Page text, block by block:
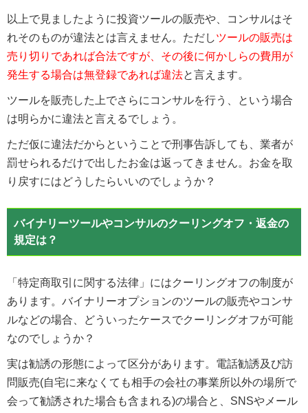
以上で見ましたように投資ツールの販売や、コンサルはそ
れそのものが違法とは言えません。ただしツールの販売は
売り切りであれば合法ですが、その後に何かしらの費用が
発生する場合は無登録であれば違法と言えます。
ツールを販売した上でさらにコンサルを行う、という場合
は明らかに違法と言えるでしょう。
ただ仮に違法だからということで刑事告訴しても、業者が
罰せられるだけで出したお金は返ってきません。お金を取
り戻すにはどうしたらいいのでしょうか？
バイナリーツールやコンサルのクーリングオフ・返金の
規定は？
「特定商取引に関する法律」にはクーリングオフの制度が
あります。バイナリーオプションのツールの販売やコンサ
ルなどの場合、どういったケースでクーリングオフが可能
なのでしょうか？
実は勧誘の形態によって区分があります。電話勧誘及び訪
問販売(自宅に来なくても相手の会社の事業所以外の場所で
会って勧誘された場合も含まれる)の場合と、SNSやメール